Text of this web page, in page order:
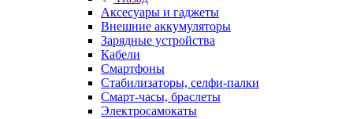
Аксесуары и гаджеты
Внешние аккумуляторы
Зарядные устройства
Кабели
Смартфоны
Стабилизаторы, селфи-палки
Смарт-часы, браслеты
Электросамокаты